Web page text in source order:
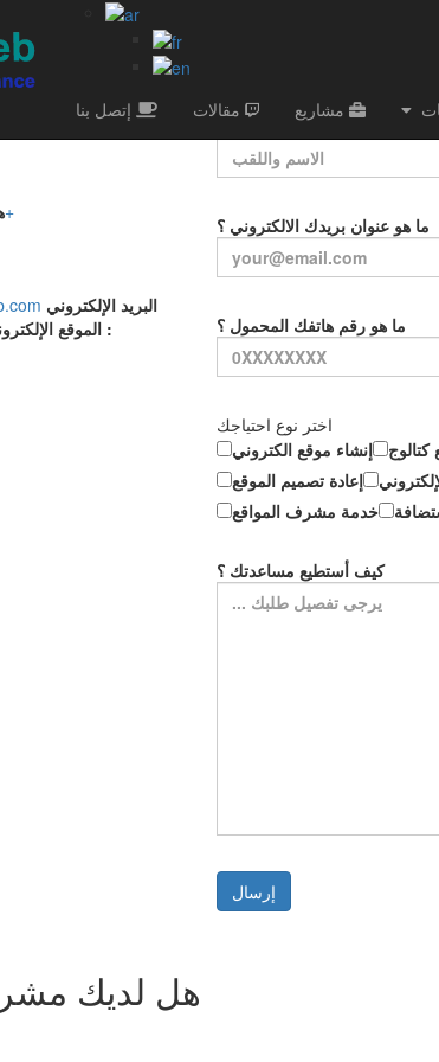
إتصل بنا مقالات مشاريع
20 79 69 00 7 (212)+
البريد الإلكتروني
الموقع الإلكتروني :
الاسم واللقب
ما هو عنوان بريدك الالكتروني ؟
ما هو رقم هاتفك المحمول ؟
اختر نوع احتياجك
إنشاء موقع الكتروني
كتالوج
إعادة تصميم الموقع
خدمة مشرف المواقع
كيف أستطيع مساعدتك ؟
هل لديك